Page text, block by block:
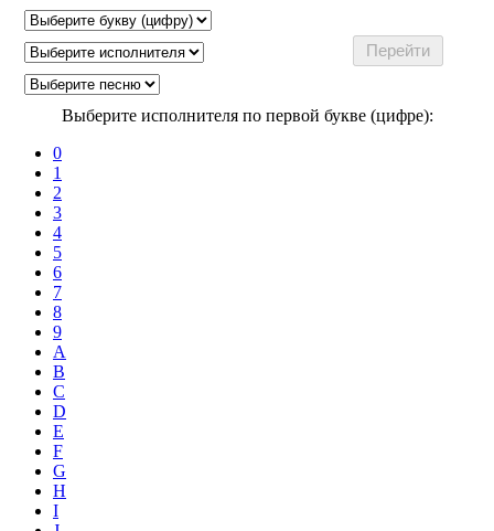
Выберите исполнителя по первой букве (цифре):
0
1
2
3
4
5
6
7
8
9
A
B
C
D
E
F
G
H
I